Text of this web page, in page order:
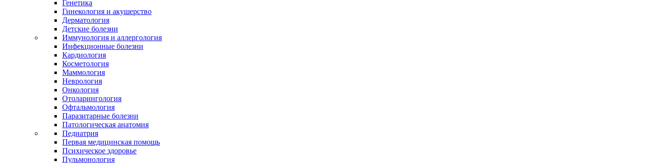
Генетика
Гинекология и акушерство
Дерматология
Детские болезни
Иммунология и аллергология
Инфекционные болезни
Кардиология
Косметология
Маммология
Неврология
Онкология
Отоларингология
Офтальмология
Паразитарные болезни
Патологическая анатомия
Педиатрия
Первая медицинская помощь
Психическое здоровье
Пульмонология